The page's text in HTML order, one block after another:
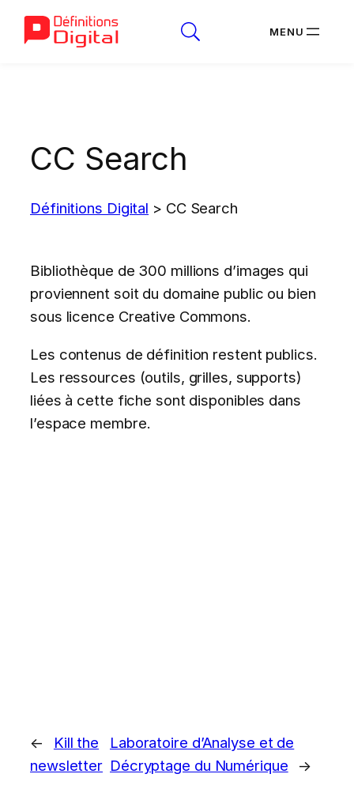
CC Search
Définitions Digital > CC Search
Bibliothèque de 300 millions d’images qui
proviennent soit du domaine public ou bien
sous licence Creative Commons.
Les contenus de définition restent publics.
Les ressources (outils, grilles, supports)
liées à cette fiche sont disponibles dans
l’espace membre.
←
Kill the
newsletter
Laboratoire d’Analyse et de
Décryptage du Numérique
→